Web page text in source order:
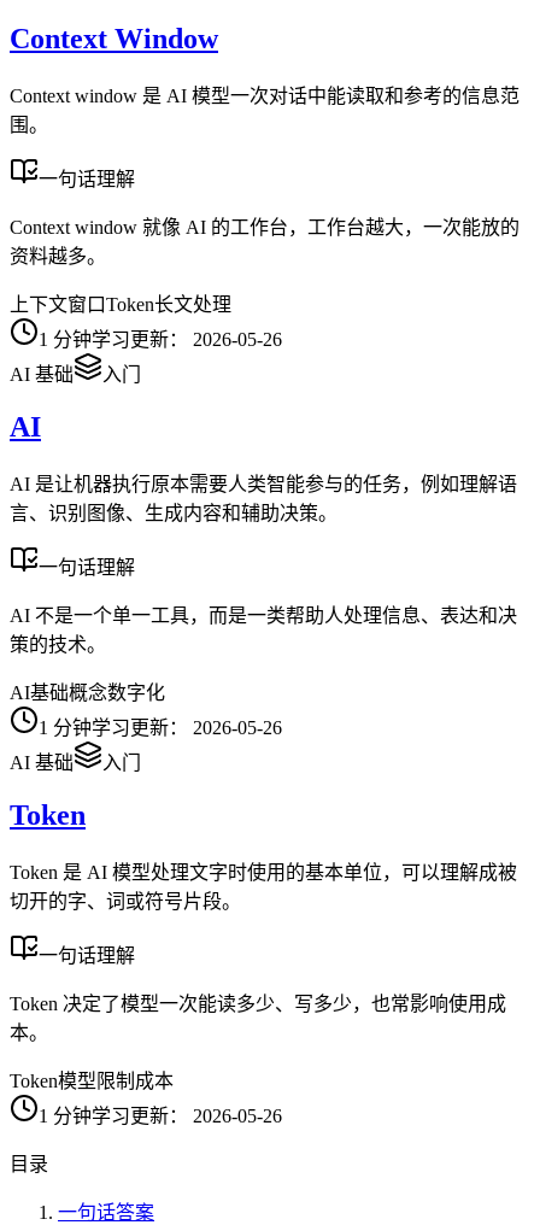
Context Window
Context window 是 AI 模型一次对话中能读取和参考的信息范
围。
一句话理解
Context window 就像 AI 的工作台，工作台越大，一次能放的
资料越多。
上下文窗口Token长文处理
1 分钟学习更新：
2026-05-26
AI 基础
入门
AI
AI 是让机器执行原本需要人类智能参与的任务，例如理解语
言、识别图像、生成内容和辅助决策。
一句话理解
AI 不是一个单一工具，而是一类帮助人处理信息、表达和决
策的技术。
AI基础概念数字化
1 分钟学习更新：
2026-05-26
AI 基础
入门
Token
Token 是 AI 模型处理文字时使用的基本单位，可以理解成被
切开的字、词或符号片段。
一句话理解
Token 决定了模型一次能读多少、写多少，也常影响使用成
本。
Token模型限制 成本
1 分钟学习更新： 2026-05-26
目录
一句话答案